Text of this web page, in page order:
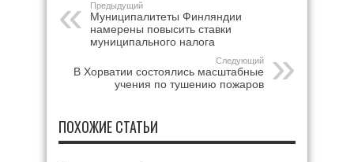
Предыдущий
Муниципалитеты Финляндии
намерены повысить ставки
муниципального налога
Следующий
В Хорватии состоялись масштабные
учения по тушению пожаров
ПОХОЖИЕ СТАТЬИ